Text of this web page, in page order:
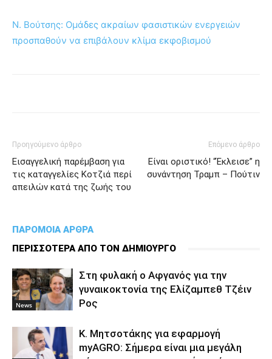
Ν. Βούτσης: Ομάδες ακραίων φασιστικών ενεργειών
προσπαθούν να επιβάλουν κλίμα εκφοβισμού
Προηγούμενο άρθρο
Εισαγγελική παρέμβαση για
τις καταγγελίες Κοτζιά περί
απειλών κατά της ζωής του
Επόμενο άρθρο
Είναι οριστικό! “Έκλεισε” η
συνάντηση Τραμπ – Πούτιν
ΠΑΡΟΜΟΙΑ ΑΡΘΡΑ
ΠΕΡΙΣΣΟΤΕΡΑ ΑΠΟ ΤΟΝ ΔΗΜΙΟΥΡΓΟ
News
Στη φυλακή ο Aφγανός για την
γυναικοκτονία της Ελίζαμπεθ Τζέιν
Ρος
Κ. Μητσοτάκης για εφαρμογή
myAGRO: Σήμερα είναι μια μεγάλη